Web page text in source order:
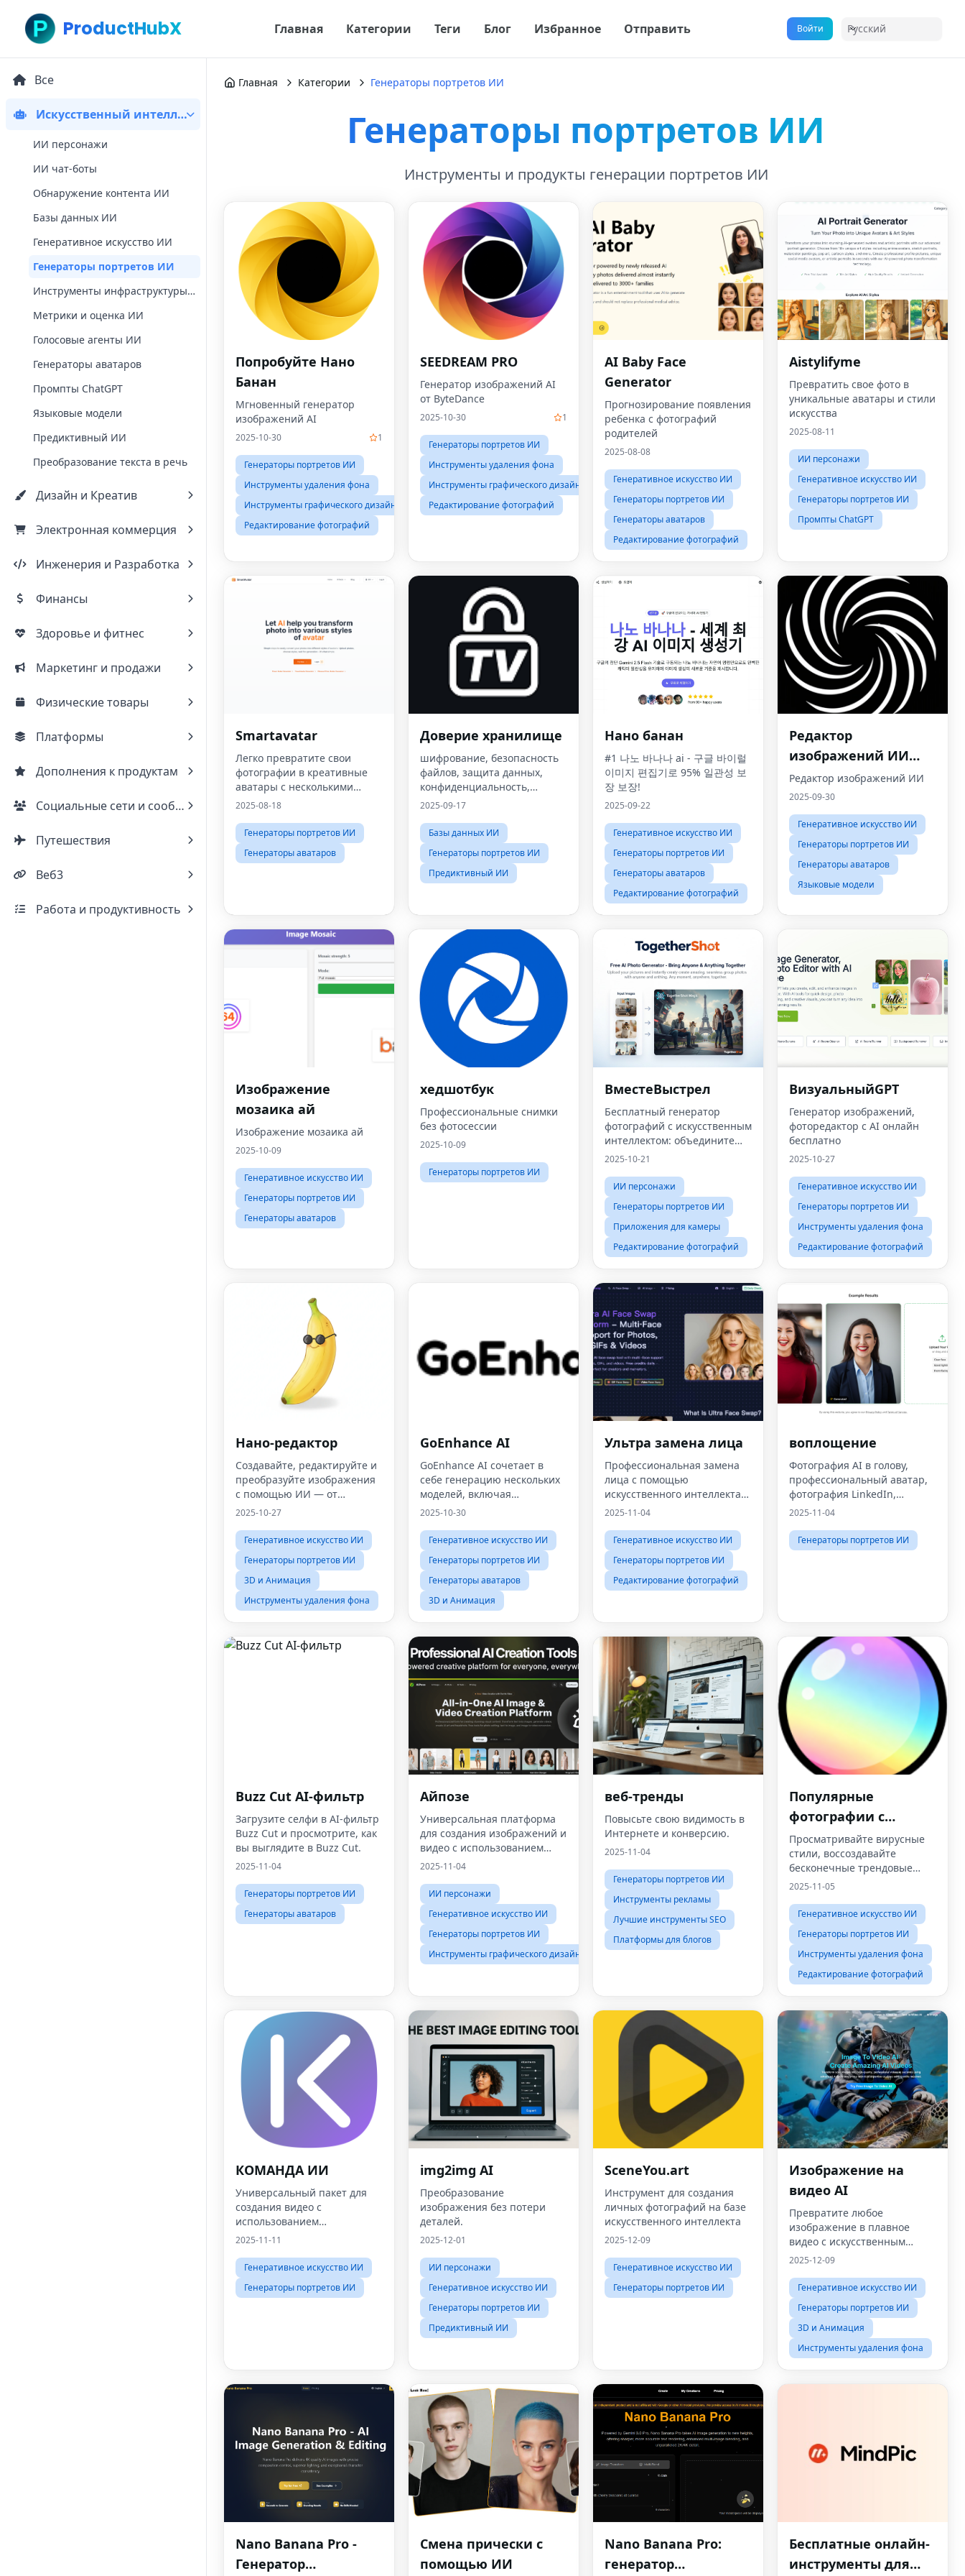
ProductHubX Главная Категории Теги Блог Избранное Отправить Войти Русский
Все
Искусственный интеллект
ИИ персонажи
ИИ чат-боты
Обнаружение контента ИИ
Базы данных ИИ
Генеративное искусство ИИ
Генераторы портретов ИИ
Инструменты инфраструктуры ИИ
Метрики и оценка ИИ
Голосовые агенты ИИ
Генераторы аватаров
Промпты ChatGPT
Языковые модели
Предиктивный ИИ
Преобразование текста в речь
Дизайн и Креатив
Электронная коммерция
Инженерия и Разработка
Финансы
Здоровье и фитнес
Маркетинг и продажи
Физические товары
Платформы
Дополнения к продуктам
Социальные сети и сообщества
Путешествия
Веб3
Работа и продуктивность
Главная Категории Генераторы портретов ИИ
Генераторы портретов ИИ
Инструменты и продукты генерации портретов ИИ
Попробуйте Нано
Банан
Мгновенный генератор
изображений AI
2025-10-30 1
Генераторы портретов ИИ
Инструменты удаления фона
Инструменты графического дизайна
Редактирование фотографий
SEEDREAM PRO
Генератор изображений AI
от ByteDance
2025-10-30 1
Генераторы портретов ИИ
Инструменты удаления фона
Инструменты графического дизайна
Редактирование фотографий
AI Baby Face
Generator
Прогнозирование появления
ребенка с фотографий
родителей
2025-08-08
Генеративное искусство ИИ
Генераторы портретов ИИ
Генераторы аватаров
Редактирование фотографий
Aistylifyme
Превратить свое фото в
уникальные аватары и стили
искусства
2025-08-11
ИИ персонажи
Генеративное искусство ИИ
Генераторы портретов ИИ
Промпты ChatGPT
Smartavatar
Легко превратите свои
фотографии в креативные
аватары с несколькими
щелчками.
2025-08-18
Генераторы портретов ИИ
Генераторы аватаров
Доверие хранилище
шифрование, безопасность
файлов, защита данных,
конфиденциальность,
открытый исходный код,
хранилище,
2025-09-17
Базы данных ИИ
Генераторы портретов ИИ
Предиктивный ИИ
Нано банан
#1 나노 바나나 ai - 구글 바이럴
이미지 편집기로 95% 일관성 보
장 보장!
2025-09-22
Генеративное искусство ИИ
Генераторы портретов ИИ
Генераторы аватаров
Редактирование фотографий
Редактор
изображений ИИ
онлайн
Редактор изображений ИИ
2025-09-30
Генеративное искусство ИИ
Генераторы портретов ИИ
Генераторы аватаров
Языковые модели
Изображение
мозаика ай
Изображение мозаика ай
2025-10-09
Генеративное искусство ИИ
Генераторы портретов ИИ
Генераторы аватаров
хедшотбук
Профессиональные снимки
без фотосессии
2025-10-09
Генераторы портретов ИИ
ВместеВыстрел
Бесплатный генератор
фотографий с искусственным
интеллектом: объедините
кого угодно и что угодно
2025-10-21
ИИ персонажи
Генераторы портретов ИИ
Приложения для камеры
Редактирование фотографий
ВизуальныйGPT
Генератор изображений,
фоторедактор с AI онлайн
бесплатно
2025-10-27
Генеративное искусство ИИ
Генераторы портретов ИИ
Инструменты удаления фона
Редактирование фотографий
Нано-редактор
Создавайте, редактируйте и
преобразуйте изображения
с помощью ИИ — от
портретов до фотографий
вам результаты студийного
качества за считанные
секунды, не требуя навы
2025-10-27
Генеративное искусство ИИ
Генераторы портретов ИИ
3D и Анимация
Инструменты удаления фона
GoEnhance AI
GoEnhance AI сочетает в
себе генерацию нескольких
моделей, включая
преобразование
в видео и передачу стилей.
2025-10-30
Генеративное искусство ИИ
Генераторы портретов ИИ
Генераторы аватаров
3D и Анимация
Ультра замена лица
Профессиональная замена
лица с помощью
искусственного интеллекта
для фотографий, GIF-файлов
2025-11-04
Генеративное искусство ИИ
Генераторы портретов ИИ
Редактирование фотографий
воплощение
Фотография AI в голову,
профессиональный аватар,
фотография LinkedIn,
фотография профиля AI,
портрета, фотография
резюме, фотография для
2025-11-04
Генераторы портретов ИИ
Buzz Cut AI-фильтр
Загрузите селфи в AI-фильтр
Buzz Cut и просмотрите, как
вы выглядите в Buzz Cut.
2025-11-04
Генераторы портретов ИИ
Генераторы аватаров
Айпозе
Универсальная платформа
для создания изображений и
видео с использованием
искусственного интеллекта
2025-11-04
ИИ персонажи
Генеративное искусство ИИ
Генераторы портретов ИИ
Инструменты графического дизайна
веб-тренды
Повысьте свою видимость в
Интернете и конверсию.
2025-11-04
Генераторы портретов ИИ
Инструменты рекламы
Лучшие инструменты SEO
Платформы для блогов
Популярные
фотографии с
использованием
искусственного
интеллекта
Просматривайте вирусные
стили, воссоздавайте
бесконечные трендовые
фото и видео AI с помощью
2025-11-05
Генеративное искусство ИИ
Генераторы портретов ИИ
Инструменты удаления фона
Редактирование фотографий
КОМАНДА ИИ
Универсальный пакет для
создания видео с
использованием
искусственного интеллекта
изображения в видео и
многого другого.
2025-11-11
Генеративное искусство ИИ
Генераторы портретов ИИ
img2img AI
Преобразование
изображения без потери
деталей.
2025-12-01
ИИ персонажи
Генеративное искусство ИИ
Генераторы портретов ИИ
Предиктивный ИИ
SceneYou.art
Инструмент для создания
личных фотографий на базе
искусственного интеллекта
2025-12-09
Генеративное искусство ИИ
Генераторы портретов ИИ
Изображение на
видео AI
Превратите любое
изображение в плавное
видео с искусственным
интеллектом
2025-12-09
Генеративное искусство ИИ
Генераторы портретов ИИ
3D и Анимация
Инструменты удаления фона
Nano Banana Pro -
Генератор
Смена прически с
помощью ИИ
Nano Banana Pro:
генератор
Бесплатные онлайн-
инструменты для